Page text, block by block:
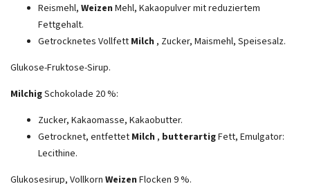
Reismehl, Weizen Mehl, Kakaopulver mit reduziertem
Fettgehalt.
Getrocknetes Vollfett Milch , Zucker, Maismehl, Speisesalz.
Glukose-Fruktose-Sirup.
MilchigSchokolade 20 %:
Zucker, Kakaomasse, Kakaobutter.
Getrocknet, entfettet Milch , butterartigFett, Emulgator:
Lecithine.
Glukosesirup, Vollkorn Weizen Flocken 9 %.